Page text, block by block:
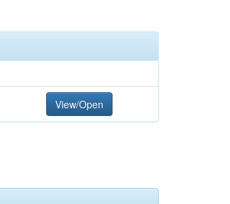
View/Open